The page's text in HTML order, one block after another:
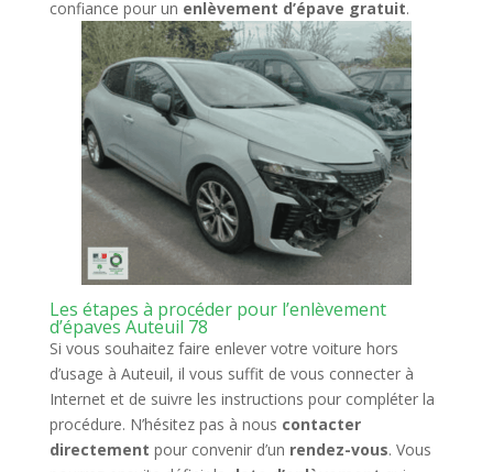
confiance pour un enlèvement d’épave gratuit.
Les étapes à procéder pour l’enlèvement
d’épaves Auteuil 78
Si vous souhaitez faire enlever votre voiture hors
d’usage à Auteuil, il vous suffit de vous connecter à
Internet et de suivre les instructions pour compléter la
procédure. N’hésitez pas à nous contacter
directement pour convenir d’un rendez-vous. Vous